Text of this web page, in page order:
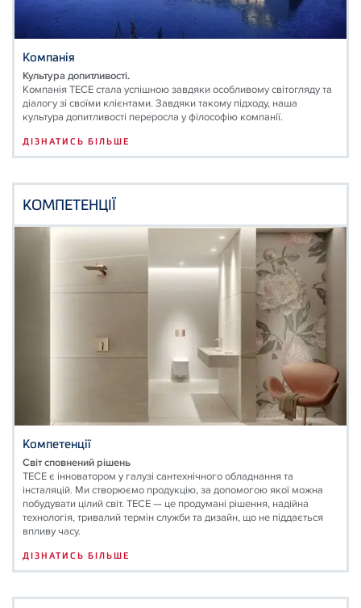
Компанія
Культура допитливості.
Компанія ТЕСЕ стала успішною завдяки особливому світогляду та
діалогу зі своїми клієнтами. Завдяки такому підходу, наша
культура допитливості переросла у філософію компанії.
ДІЗНАТИСЬ БІЛЬШЕ
КОМПЕТЕНЦІЇ
Компетенції
Світ сповнений рішень
TECE є інноватором у галузі сантехнічного обладнання та
інсталяцій. Ми створюємо продукцію, за допомогою якої можна
побудувати цілий світ. ТЕСЕ — це продумані рішення, надійна
технологія, тривалий термін служби та дизайн, що не піддається
впливу часу.
ДІЗНАТИСЬ БІЛЬШЕ